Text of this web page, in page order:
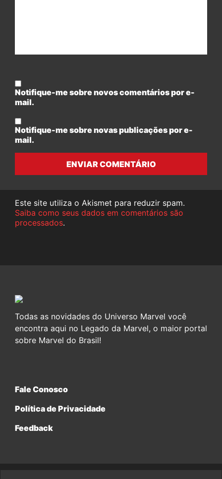
Notifique-me sobre novos comentários por e-
mail.
Notifique-me sobre novas publicações por e-
mail.
ENVIAR COMENTÁRIO
Este site utiliza o Akismet para reduzir spam.
Saiba como seus dados em comentários são
processados.
Todas as novidades do Universo Marvel você
encontra aqui no Legado da Marvel, o maior portal
sobre Marvel do Brasil!
Fale Conosco
Política de Privacidade
Feedback